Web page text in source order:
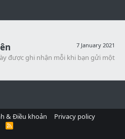
7 January 2021
được ghi nhận mỗi khi bạn gửi một
& Điều khoản
Privacy policy
R